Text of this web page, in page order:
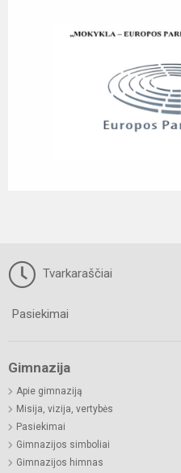
Tvarkaraščiai
Pasiekimai
Gimnazija
Apie gimnaziją
Misija, vizija, vertybės
Pasiekimai
Gimnazijos simboliai
Gimnazijos himnas